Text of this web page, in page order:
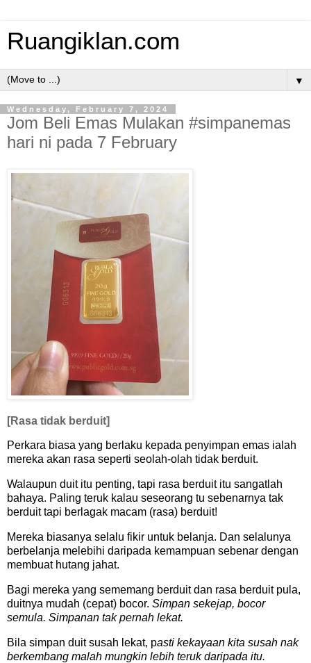
Ruangiklan.com
▼
Wednesday, February 7, 2024
Jom Beli Emas Mulakan #simpanemas
hari ni pada 7 February
[Rasa tidak berduit]
Perkara biasa yang berlaku kepada penyimpan emas ialah
mereka akan rasa seperti seolah-olah tidak berduit.
Walaupun duit itu penting, tapi rasa berduit itu sangatlah
bahaya. Paling teruk kalau seseorang tu sebenarnya tak
berduit tapi berlagak macam (rasa) berduit!
Mereka biasanya selalu fikir untuk belanja. Dan selalunya
berbelanja melebihi daripada kemampuan sebenar dengan
membuat hutang jahat.
Bagi mereka yang sememang berduit dan rasa berduit pula,
duitnya mudah (cepat) bocor. Simpan sekejap, bocor
semula. Simpanan tak pernah lekat.
Bila simpan duit susah lekat, pasti kekayaan kita susah nak
berkembang malah mungkin lebih teruk daripada itu.